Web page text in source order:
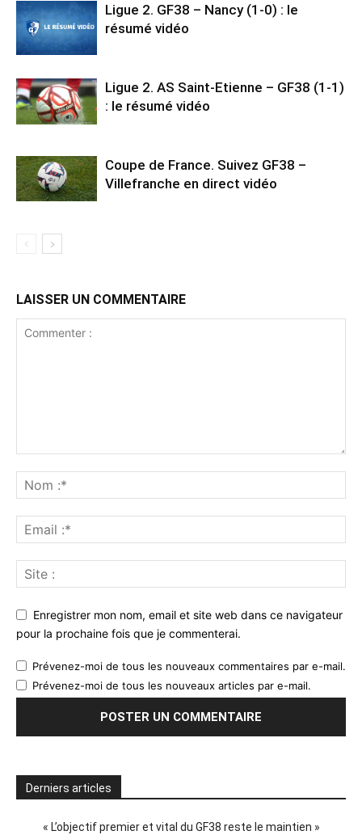
Ligue 2. GF38 – Nancy (1-0) : le
résumé vidéo
Ligue 2. AS Saint-Etienne – GF38 (1-1)
: le résumé vidéo
Coupe de France. Suivez GF38 –
Villefranche en direct vidéo
LAISSER UN COMMENTAIRE
Enregistrer mon nom, email et site web dans ce navigateur
pour la prochaine fois que je commenterai.
Prévenez-moi de tous les nouveaux commentaires par e-mail.
Prévenez-moi de tous les nouveaux articles par e-mail.
Derniers articles
« L’objectif premier et vital du GF38 reste le maintien »